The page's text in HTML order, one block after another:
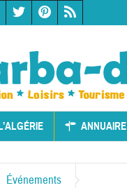
ANNUAIRE
Événements